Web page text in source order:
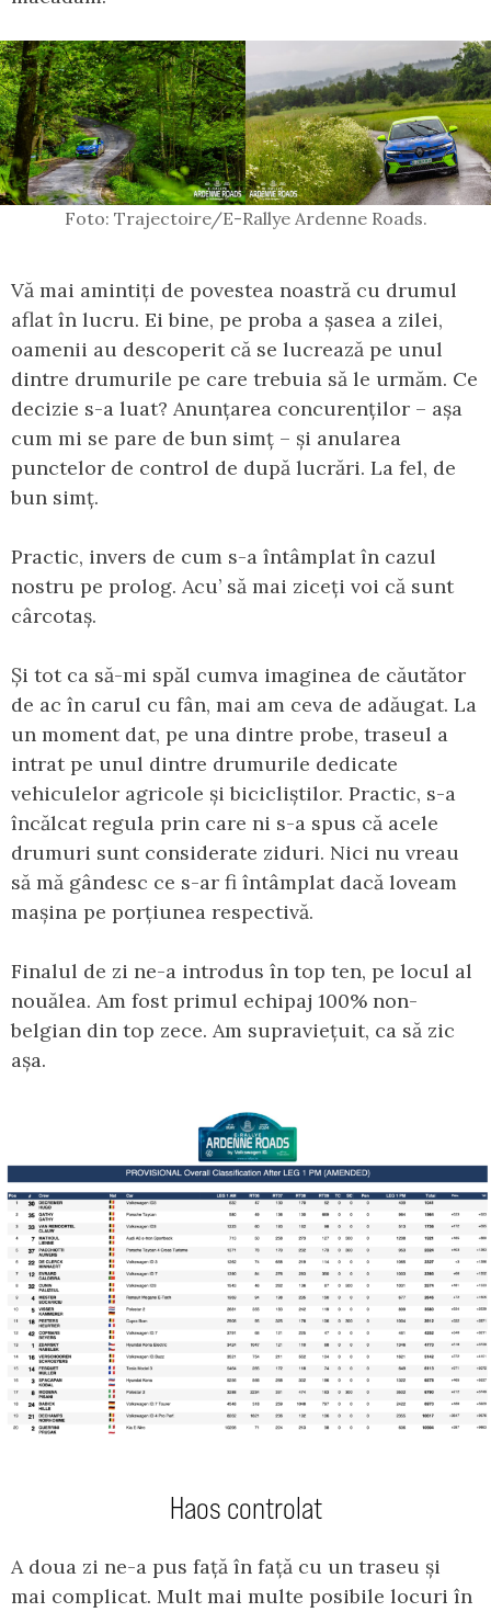
Foto: Trajectoire/E-Rallye Ardenne Roads.
Vă mai amintiți de povestea noastră cu drumul
aflat în lucru. Ei bine, pe proba a șasea a zilei,
oamenii au descoperit că se lucrează pe unul
dintre drumurile pe care trebuia să le urmăm. Ce
decizie s-a luat? Anunțarea concurenților – așa
cum mi se pare de bun simț – și anularea
punctelor de control de după lucrări. La fel, de
bun simț.
Practic, invers de cum s-a întâmplat în cazul
nostru pe prolog. Acu’ să mai ziceți voi că sunt
cârcotaș.
Și tot ca să-mi spăl cumva imaginea de căutător
de ac în carul cu fân, mai am ceva de adăugat. La
un moment dat, pe una dintre probe, traseul a
intrat pe unul dintre drumurile dedicate
vehiculelor agricole și bicicliștilor. Practic, s-a
încălcat regula prin care ni s-a spus că acele
drumuri sunt considerate ziduri. Nici nu vreau
să mă gândesc ce s-ar fi întâmplat dacă loveam
mașina pe porțiunea respectivă.
Finalul de zi ne-a introdus în top ten, pe locul al
nouălea. Am fost primul echipaj 100% non-
belgian din top zece. Am supraviețuit, ca să zic
așa.
Haos controlat
A doua zi ne-a pus față în față cu un traseu și
mai complicat. Mult mai multe posibile locuri în